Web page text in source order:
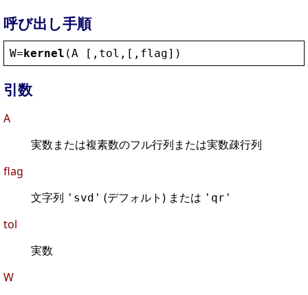
呼び出し手順
W=kernel (A [, tol ,[, flag])
引数
A
実数または複素数のフル行列または実数疎行列
flag
文字列 'svd' (デフォルト) または 'qr'
tol
実数
W